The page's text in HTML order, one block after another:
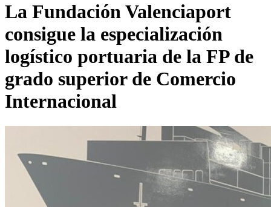
La Fundación Valenciaport
consigue la especialización
logístico portuaria de la FP de
grado superior de Comercio
Internacional